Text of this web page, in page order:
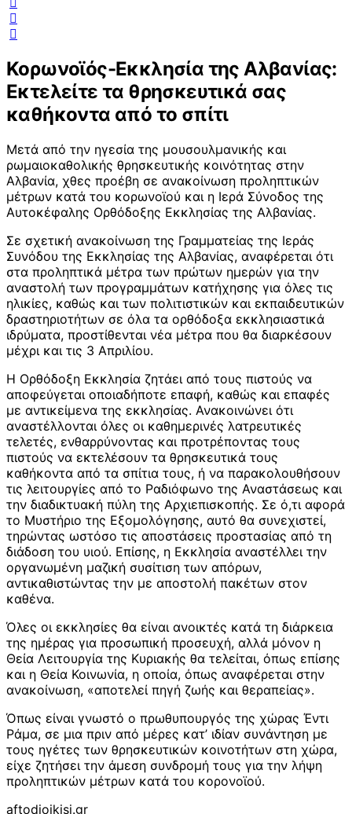
Κορωνοϊός-Εκκλησία της Αλβανίας:
Εκτελείτε τα θρησκευτικά σας
καθήκοντα από το σπίτι
Μετά από την ηγεσία της μουσουλμανικής και
ρωμαιοκαθολικής θρησκευτικής κοινότητας στην
Αλβανία, χθες προέβη σε ανακοίνωση προληπτικών
μέτρων κατά του κορωνοϊού και η Ιερά Σύνοδος της
Αυτοκέφαλης Ορθόδοξης Εκκλησίας της Αλβανίας.
Σε σχετική ανακοίνωση της Γραμματείας της Ιεράς
Συνόδου της Εκκλησίας της Αλβανίας, αναφέρεται ότι
στα προληπτικά μέτρα των πρώτων ημερών για την
αναστολή των προγραμμάτων κατήχησης για όλες τις
ηλικίες, καθώς και των πολιτιστικών και εκπαιδευτικών
δραστηριοτήτων σε όλα τα ορθόδοξα εκκλησιαστικά
ιδρύματα, προστίθενται νέα μέτρα που θα διαρκέσουν
μέχρι και τις 3 Απριλίου.
Η Ορθόδοξη Εκκλησία ζητάει από τους πιστούς να
αποφεύγεται οποιαδήποτε επαφή, καθώς και επαφές
με αντικείμενα της εκκλησίας. Ανακοινώνει ότι
αναστέλλονται όλες οι καθημερινές λατρευτικές
τελετές, ενθαρρύνοντας και προτρέποντας τους
πιστούς να εκτελέσουν τα θρησκευτικά τους
καθήκοντα από τα σπίτια τους, ή να παρακολουθήσουν
τις λειτουργίες από το Ραδιόφωνο της Αναστάσεως και
την διαδικτυακή πύλη της Αρχιεπισκοπής. Σε ό,τι αφορά
το Μυστήριο της Εξομολόγησης, αυτό θα συνεχιστεί,
τηρώντας ωστόσο τις αποστάσεις προστασίας από τη
διάδοση του υιού. Επίσης, η Εκκλησία αναστέλλει την
οργανωμένη μαζική συσίτιση των απόρων,
αντικαθιστώντας την με αποστολή πακέτων στον
καθένα.
Όλες οι εκκλησίες θα είναι ανοικτές κατά τη διάρκεια
της ημέρας για προσωπική προσευχή, αλλά μόνον η
Θεία Λειτουργία της Κυριακής θα τελείται, όπως επίσης
και η Θεία Κοινωνία, η οποία, όπως αναφέρεται στην
ανακοίνωση, «αποτελεί πηγή ζωής και θεραπείας».
Όπως είναι γνωστό ο πρωθυπουργός της χώρας Έντι
Ράμα, σε μια πριν από μέρες κατ’ ιδίαν συνάντηση με
τους ηγέτες των θρησκευτικών κοινοτήτων στη χώρα,
είχε ζητήσει την άμεση συνδρομή τους για την λήψη
προληπτικών μέτρων κατά του κορονοϊού.
aftodioikisi.gr